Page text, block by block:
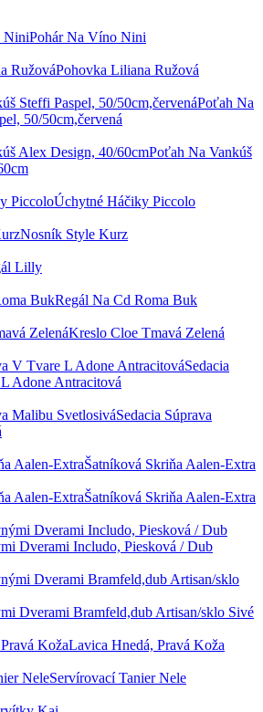
Pohár Na Víno Nini
Pohovka Liliana Ružová
Poťah Na
50/50cm,červená
Poťah Na Vankúš
Úchytné Háčiky Piccolo
Nosník Style Kurz
Lilly
Regál Na Cd Roma Buk
Kreslo Cloe Tmavá Zelená
Sedacia
Adone Antracitová
Sedacia Súprava
Šatníková Skriňa Aalen-Extra
Šatníková Skriňa Aalen-Extra
Dverami Includo, Piesková / Dub
Dverami Bramfeld,dub Artisan/sklo Sivé
Lavica Hnedá, Pravá Koža
Servírovací Tanier Nele